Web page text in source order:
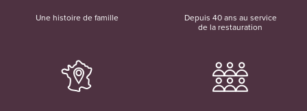
Une histoire de famille
Depuis 40 ans au service
de la restauration